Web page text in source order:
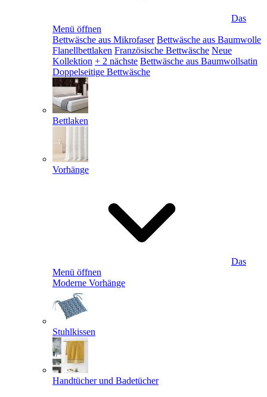
Das
Menü öffnen
Bettwäsche aus Mikrofaser Bettwäsche aus Baumwolle
Flanellbettlaken Französische Bettwäsche Neue
Kollektion + 2 nächste Bettwäsche aus Baumwollsatin
Doppelseitige Bettwäsche
Bettlaken
Vorhänge
Das
Menü öffnen
Moderne Vorhänge
Stuhlkissen
Handtücher und Badetücher